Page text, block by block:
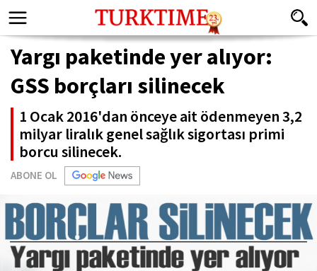
Yargı paketinde yer alıyor:
GSS borçları silinecek
1 Ocak 2016'dan önceye ait ödenmeyen 3,2
milyar liralık genel sağlık sigortası primi
borcu silinecek.
ABONE OL